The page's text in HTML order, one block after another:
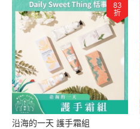
83
折
沿海的一天 護手霜組